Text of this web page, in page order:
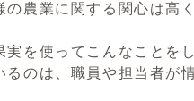
農業に関する関心は高
を使ってこんなことを
のは、職員や担当者が